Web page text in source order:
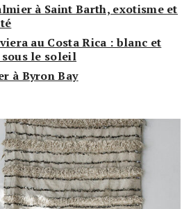
à Saint Barth, exotisme et
au Costa Rica : blanc et
le soleil
à Byron Bay